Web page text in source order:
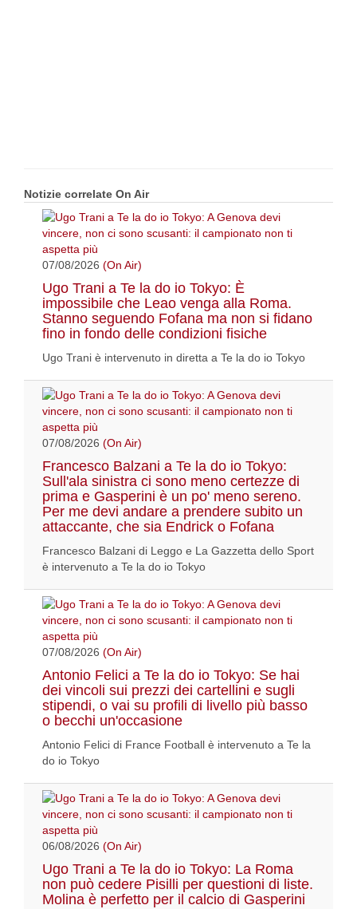
Notizie correlate On Air
07/08/2026 (On Air)
Ugo Trani a Te la do io Tokyo: È
impossibile che Leao venga alla Roma.
Stanno seguendo Fofana ma non si fidano
fino in fondo delle condizioni fisiche
Ugo Trani è intervenuto in diretta a Te la do io Tokyo
07/08/2026 (On Air)
Francesco Balzani a Te la do io Tokyo:
Sull'ala sinistra ci sono meno certezze di
prima e Gasperini è un po' meno sereno.
Per me devi andare a prendere subito un
attaccante, che sia Endrick o Fofana
Francesco Balzani di Leggo e La Gazzetta dello Sport
è intervenuto a Te la do io Tokyo
07/08/2026 (On Air)
Antonio Felici a Te la do io Tokyo: Se hai
dei vincoli sui prezzi dei cartellini e sugli
stipendi, o vai su profili di livello più basso
o becchi un'occasione
Antonio Felici di France Football è intervenuto a Te la
do io Tokyo
06/08/2026 (On Air)
Ugo Trani a Te la do io Tokyo: La Roma
non può cedere Pisilli per questioni di liste.
Molina è perfetto per il calcio di Gasperini